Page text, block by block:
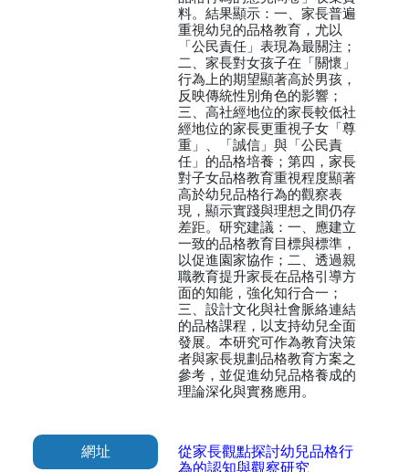
料。結果顯示：一、家長普遍
重視幼兒的品格教育，尤以
「公民責任」表現為最關注；
二、家長對女孩子在「關懷」
行為上的期望顯著高於男孩，
反映傳統性別角色的影響；
三、高社經地位的家長較低社
經地位的家長更重視子女「尊
重」、「誠信」與「公民責
任」的品格培養；第四，家長
對子女品格教育重視程度顯著
高於幼兒品格行為的觀察表
現，顯示實踐與理想之間仍存
差距。研究建議：一、應建立
一致的品格教育目標與標準，
以促進園家協作；二、透過親
職教育提升家長在品格引導方
面的知能，強化知行合一；
三、設計文化與社會脈絡連結
的品格課程，以支持幼兒全面
發展。本研究可作為教育決策
者與家長規劃品格教育方案之
參考，並促進幼兒品格養成的
理論深化與實務應用。
網址
從家長觀點探討幼兒品格行
為的認知與觀察研究